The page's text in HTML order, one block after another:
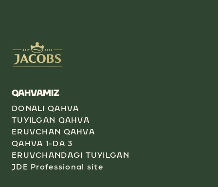
QAHVAMIZ
DONALI QAHVA
TUYILGAN QAHVA
ERUVCHAN QAHVA
QAHVA 1-DA 3
ERUVCHANDAGI TUYILGAN
JDE Professional site